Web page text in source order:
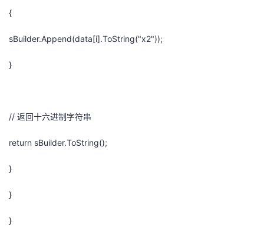
{
sBuilder.Append(data[i].ToString("x2"));
}
// 返回十六进制字符串
return sBuilder.ToString();
}
}
}